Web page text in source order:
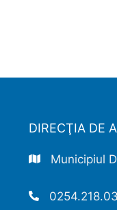
DIRECŢIA DE
Municipiul